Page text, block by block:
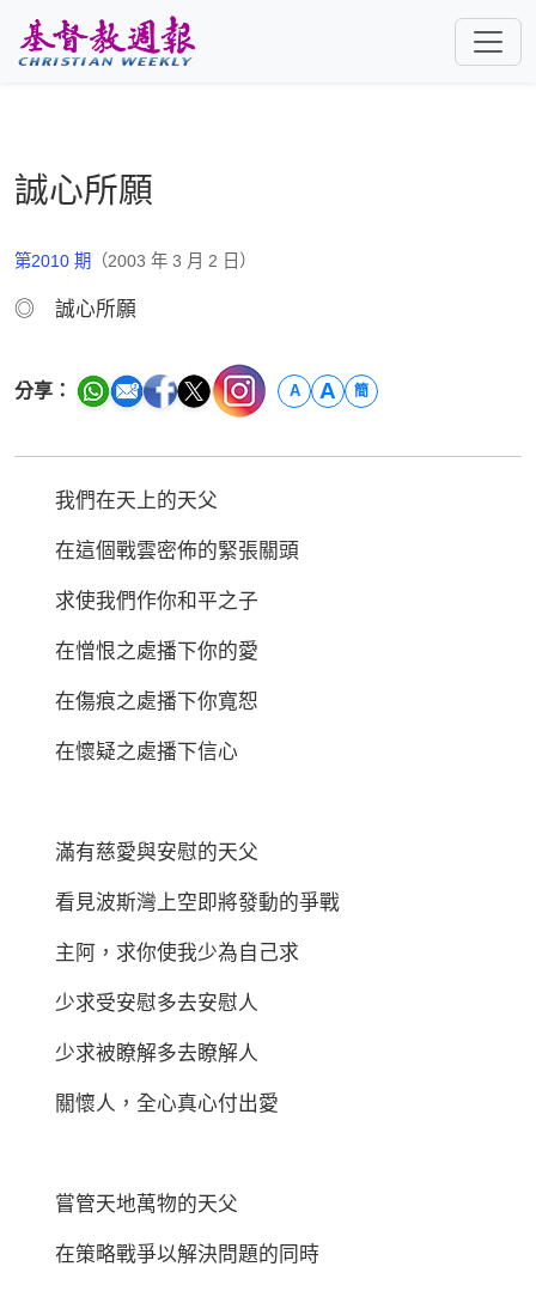
誠心所願
第2010 期 （2003 年 3 月 2 日）
◎ 誠心所願
分享： A A 簡
我們在天上的天父
在這個戰雲密佈的緊張關頭
求使我們作你和平之子
在憎恨之處播下你的愛
在傷痕之處播下你寬恕
在懷疑之處播下信心
滿有慈愛與安慰的天父
看見波斯灣上空即將發動的爭戰
主阿，求你使我少為自己求
少求受安慰多去安慰人
少求被瞭解多去瞭解人
關懷人，全心真心付出愛
嘗管天地萬物的天父
在策略戰爭以解決問題的同時